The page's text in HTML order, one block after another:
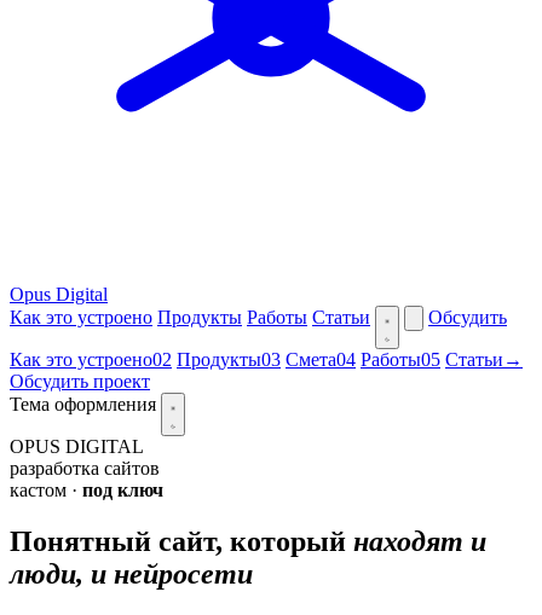
Opus Digital
Как это устроено Продукты Работы Статьи Обсудить
Как это устроено02 Продукты03 Смета04 Работы05 Статьи →
Обсудить проект
Тема оформления
OPUS DIGITAL
разработка сайтов
кастом · под ключ
Понятный сайт, который находят и
люди, и нейросети